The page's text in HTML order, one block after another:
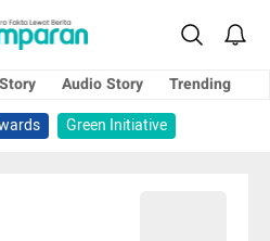
Audio Story
Trending
Green Initiative